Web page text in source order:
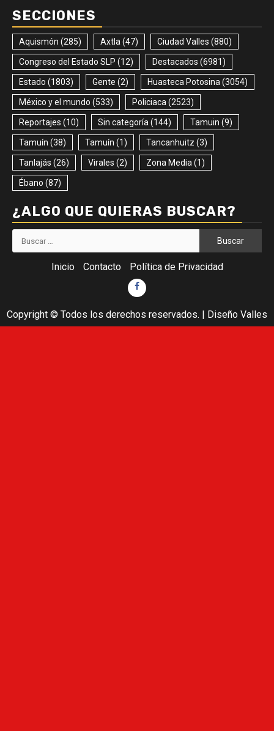
SECCIONES
Aquismón (285) Axtla (47) Ciudad Valles (880)
Congreso del Estado SLP (12) Destacados (6981)
Estado (1803) Gente (2) Huasteca Potosina (3054)
México y el mundo (533) Policiaca (2523)
Reportajes (10) Sin categoría (144) Tamuin (9)
Tamuín (38) Tamuín (1) Tancanhuitz (3)
Tanlajás (26) Virales (2) Zona Media (1)
Ébano (87)
¿ALGO QUE QUIERAS BUSCAR?
Buscar:
Inicio Contacto Política de Privacidad
Facebook
Copyright © Todos los derechos reservados. | Diseño Valles